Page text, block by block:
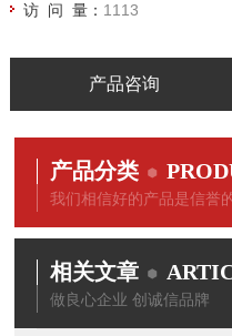
访 问 量： 1113
产品咨询
产品分类
我们相信好的产品是信誉
相关文章
做良心企业 创诚信品牌